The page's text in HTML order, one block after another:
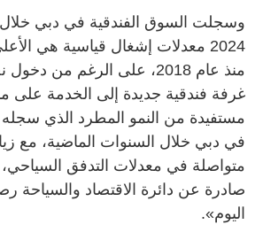
وسجلت السوق الفندقية في دبي خلال
2024 معدلات إشغال قياسية هي
غرفة فندقية جديدة إلى الخدمة على
مستفيدة من النمو المطرد الذي
في دبي خلال السنوات الماضية، مع
متواصلة في معدلات التدفق السياحي،
صادرة عن دائرة الاقتصاد والسياحة
اليوم».